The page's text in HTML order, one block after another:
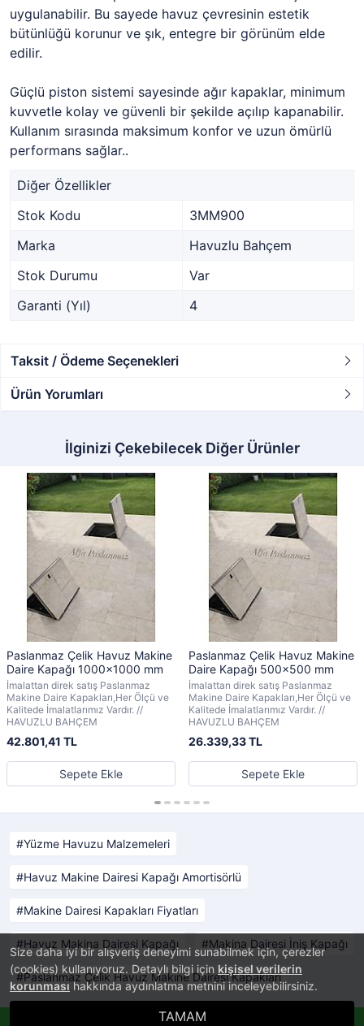
Size daha iyi bir alışveriş deneyimi sunabilmek için, çerezler
(cookies) kullanıyoruz. Detaylı bilgi için kişisel verilerin
korunmasıhakkında aydınlatma metnini inceleyebilirsiniz.
TAMAM
uygulanabilir. Bu sayede havuz çevresinin estetik
bütünlüğü korunur ve şık, entegre bir görünüm elde
edilir.
Güçlü piston sistemi sayesinde ağır kapaklar, minimum
kuvvetle kolay ve güvenli bir şekilde açılıp kapanabilir.
Kullanım sırasında maksimum konfor ve uzun ömürlü
performans sağlar..
Diğer Özellikler
Stok Kodu
3MM900
Marka
Havuzlu Bahçem
Stok Durumu
Var
Garanti (Yıl)
4
Taksit / Ödeme Seçenekleri
Ürün Yorumları
İlginizi Çekebilecek Diğer Ürünler
Paslanmaz Çelik Havuz Makine
Daire Kapağı 1000x1000 mm
İmalattan direk satış Paslanmaz
Makine Daire Kapakları,Her Ölçü ve
Kalitede İmalatlarımız Vardır. //
HAVUZLU BAHÇEM
42.801,41 TL
Sepete Ekle
Paslanmaz Çelik Havuz Makine
Daire Kapağı 500x500 mm
İmalattan direk satış Paslanmaz
Makine Daire Kapakları,Her Ölçü ve
Kalitede İmalatlarımız Vardır. //
HAVUZLU BAHÇEM
26.339,33 TL
Sepete Ekle
Yüzme Havuzu Malzemeleri
Havuz Makine Dairesi Kapağı Amortisörlü
Makine Dairesi Kapakları Fiyatları
Havuz Makina Dairesi Kapağı Makina Dairesi İniş Kapağı
Paslanmaz Çelik Havuz Makine Dairesi Kapakları
E-Ticaret Sistemi